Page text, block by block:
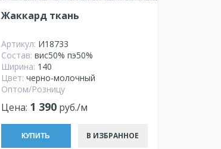
Жаккард ткань
Артикул: И18733
Состав: вис50% пэ50%
Ширина: 140
Цвет: черно-молочный
Оптом/Розницу
Цена: 1 390руб./м
КУПИТЬ В ИЗБРАННОЕ